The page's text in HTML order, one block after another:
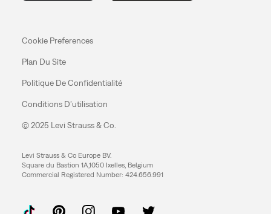
Cookie Preferences
Plan Du Site
Politique De Confidentialité
Conditions D’utilisation
© 2025 Levi Strauss & Co.
Levi Strauss & Co Europe BV.
Square du Bastion 1A,1050 Ixelles, Belgium
Commercial Registered Number: 424.656.991